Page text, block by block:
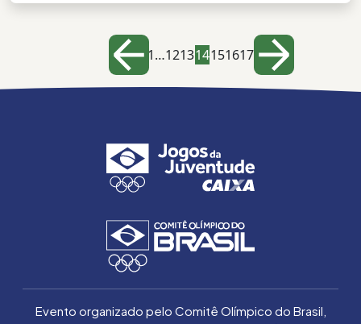
posts
1…121314151617
Evento organizado pelo Comitê Olímpico do Brasil,